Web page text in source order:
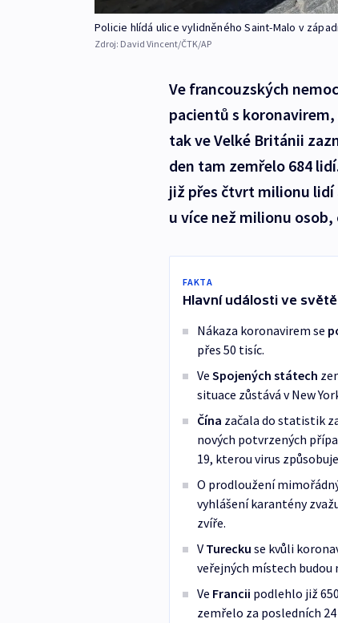
Policie hlídá ulice vylidněného Saint-Malo v
Zdroj: David Vincent/ČTK/AP
Ve francouzských
pacientů s
tak ve Velké Británii
den tam zemřelo 684
již přes čtvrt milionu lidí
u více než milionu
FAKTA
Hlavní události ve světě
Nákaza koronavirem se
přes 50 tisíc.
Ve Spojených státech
situace zůstává v New
Čína začala do statistik
nových potvrzených
19, kterou virus
O prodloužení
vyhlášení karantény
zvíře.
V Turecku se kvůli
veřejných místech
Ve Francii podlehlo již
zemřelo za posledních